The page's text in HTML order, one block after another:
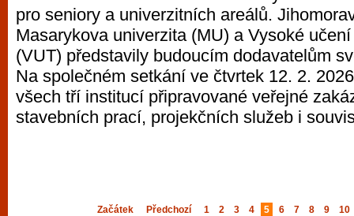
pro seniory a univerzitních areálů.
Masarykova univerzita (MU) a Vysoké
(VUT) představily budoucím dodavatelům
Na společném setkání ve čtvrtek 12. 2.
všech tří institucí připravované veřejné
stavebních prací, projekčních služeb i
Začátek Předchozí 1 2 3 4 5 6 7 8 9 10